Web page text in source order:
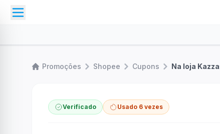
Promoções Shopee Cupons Na loja
Verificado Usado 6 vezes